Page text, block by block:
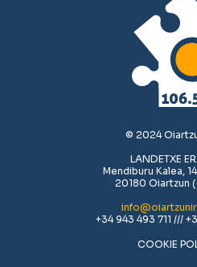
© 2024
LANDETXE
Mendiburu Kalea,
20180 Oiartzun
+34 943 493 711 ///
COOKIE